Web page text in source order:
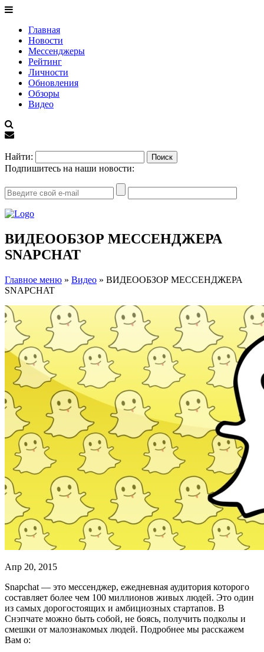
Главная
Новости
Мессенджеры
Рейтинг
Личности
Обновления
Обзоры
Видео
Найти:
Подпишитесь на наши новости:
ВИДЕООБЗОР МЕССЕНДЖЕРА
SNAPCHAT
Главное меню » Видео » ВИДЕООБЗОР МЕССЕНДЖЕРА
SNAPCHAT
Апр 20, 2015
Snapchat — это мессенджер, ежедневная аудитория которого
составляет более чем 100 миллионов живых людей. Это один
из самых дорогостоящих и амбициозных стартапов. В
Снэпчате можно быть собой, не боясь, получить подколы и
смешки от малознакомых людей. Подробнее мы расскажем
Вам о: